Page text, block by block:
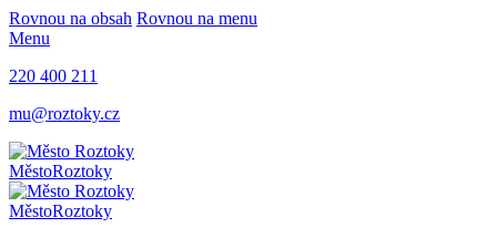
Rovnou na obsah Rovnou na menu
Menu
220 400 211
mu@roztoky.cz
MěstoRoztoky
MěstoRoztoky